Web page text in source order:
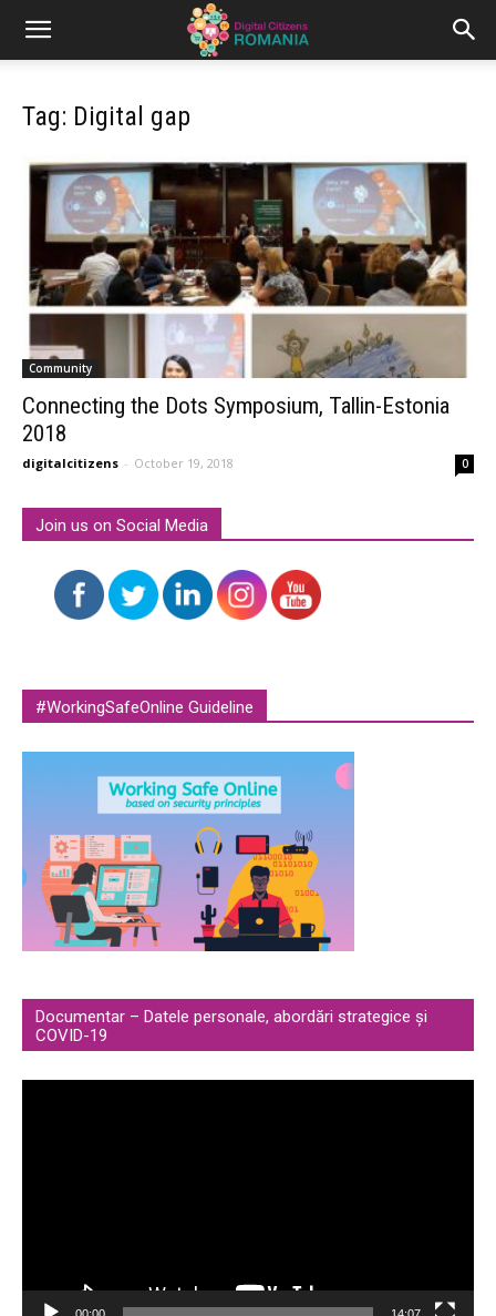
Tag: Digital gap
Community
Connecting the Dots Symposium, Tallin-Estonia
2018
digitalcitizens - October 19, 2018 0
Join us on Social Media
#WorkingSafeOnline Guideline
Documentar – Datele personale, abordări strategice și
COVID-19